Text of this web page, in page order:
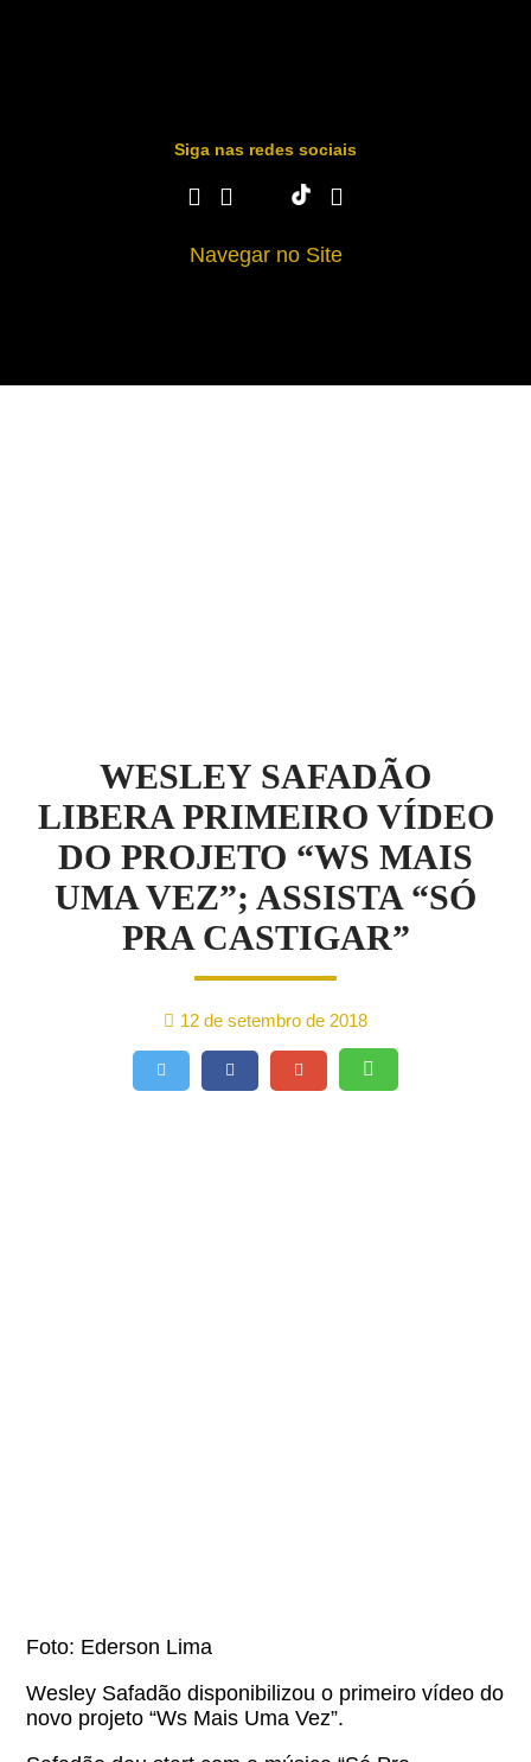
Siga nas redes sociais
Navegar no Site
WESLEY SAFADÃO
LIBERA PRIMEIRO VÍDEO
DO PROJETO “WS MAIS
UMA VEZ”; ASSISTA “SÓ
PRA CASTIGAR”
12 de setembro de 2018
Foto: Ederson Lima
Wesley Safadão disponibilizou o primeiro vídeo do
novo projeto “Ws Mais Uma Vez”.